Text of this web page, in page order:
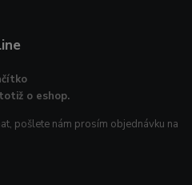
o eshop.
pošlete nám prosím objednávku na